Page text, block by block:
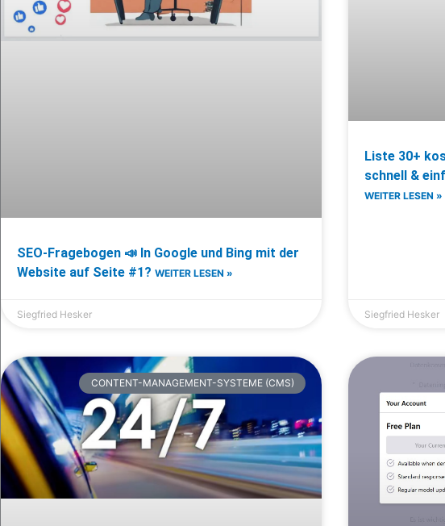
SEO-Fragebogen 📣 In Google und Bing mit der
Website auf Seite #1? WEITER LESEN »
Siegfried Hesker
Liste 30+
schnell &
WEITER LESEN »
Siegfried Hesker
CONTENT-MANAGEMENT-SYSTEME (CMS)